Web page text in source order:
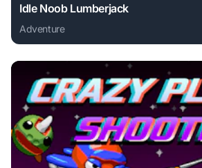
Idle Noob Lumberjack
Adventure
Play Idle Noob Lumberjack online